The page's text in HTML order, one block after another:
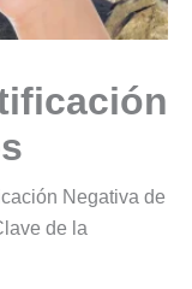
Negativa de
de la